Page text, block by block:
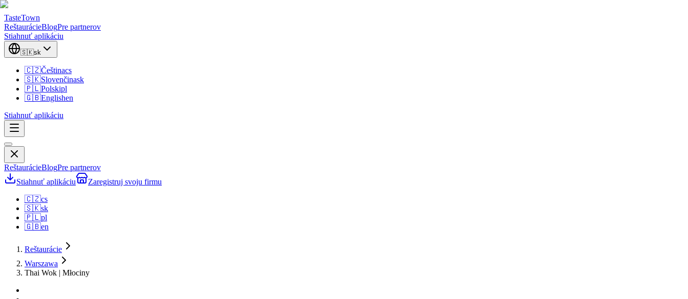
TasteTown
ReštaurácieBlogPre partnerov
Stiahnuť aplikáciu
🇸🇰sk
🇨🇿Češtinacs
🇸🇰Slovenčinask
🇵🇱Polskipl
🇬🇧Englishen
Stiahnuť aplikáciu
ReštaurácieBlogPre partnerov
Stiahnuť aplikáciu
Zaregistruj svoju firmu
🇨🇿cs
🇸🇰sk
🇵🇱pl
🇬🇧en
Reštaurácie
Warszawa
Thai Wok | Młociny